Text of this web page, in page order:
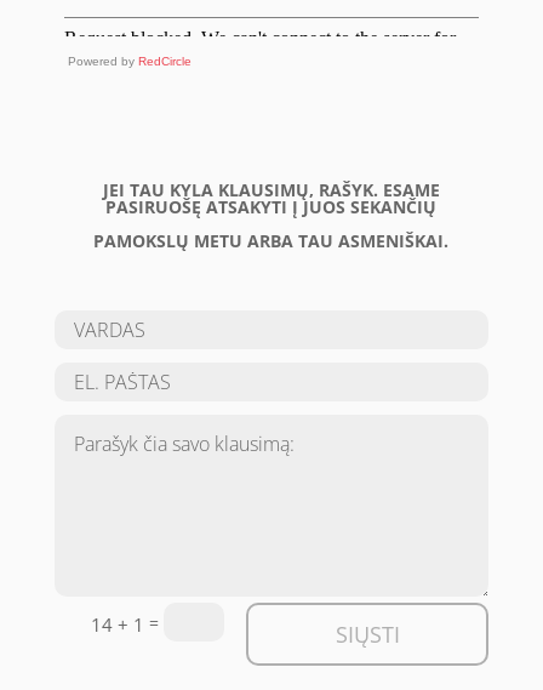
Powered by RedCircle
JEI TAU KYLA KLAUSIMŲ, RAŠYK. ESAME
PASIRUOŠĘ ATSAKYTI Į JUOS SEKANČIŲ
PAMOKSLŲ METU ARBA TAU ASMENIŠKAI.
14 + 1 = SIŲSTI